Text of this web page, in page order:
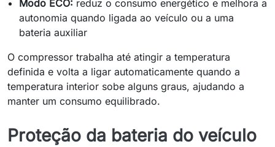
Modo ECO: reduz o consumo energético e melhora a
autonomia quando ligada ao veículo ou a uma
bateria auxiliar
O compressor trabalha até atingir a temperatura
definida e volta a ligar automaticamente quando a
temperatura interior sobe alguns graus, ajudando a
manter um consumo equilibrado.
Proteção da bateria do veículo